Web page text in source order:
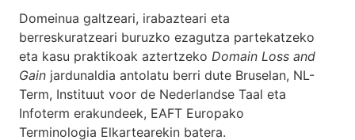
Domeinua galtzeari, irabazteari eta
berreskuratzeari buruzko ezagutza partekatzeko
eta kasu praktikoak aztertzeko Domain Loss and
Gain jardunaldia antolatu berri dute Bruselan, NL-
Term, Instituut voor de Nederlandse Taal eta
Infoterm erakundeek, EAFT Europako
Terminologia Elkartearekin batera.